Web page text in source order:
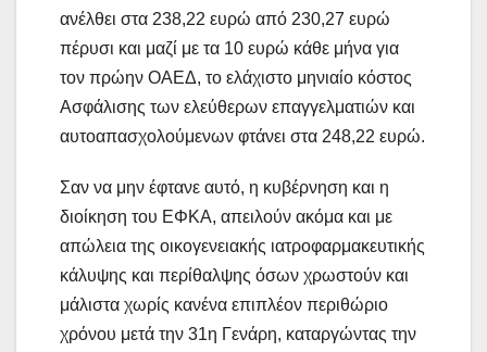
ανέλθει στα 238,22 ευρώ από 230,27 ευρώ
πέρυσι και μαζί με τα 10 ευρώ κάθε μήνα για
τον πρώην ΟΑΕΔ, το ελάχιστο μηνιαίο κόστος
Ασφάλισης των ελεύθερων επαγγελματιών και
αυτοαπασχολούμενων φτάνει στα 248,22 ευρώ.
Σαν να μην έφτανε αυτό, η κυβέρνηση και η
διοίκηση του ΕΦΚΑ, απειλούν ακόμα και με
απώλεια της οικογενειακής ιατροφαρμακευτικής
κάλυψης και περίθαλψης όσων χρωστούν και
μάλιστα χωρίς κανένα επιπλέον περιθώριο
χρόνου μετά την 31η Γενάρη, καταργώντας την